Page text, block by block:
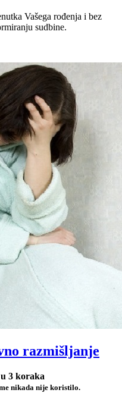
Vašega rođenja i bez
sudbine.
razmišljanje
3 koraka
nikada nije koristilo.